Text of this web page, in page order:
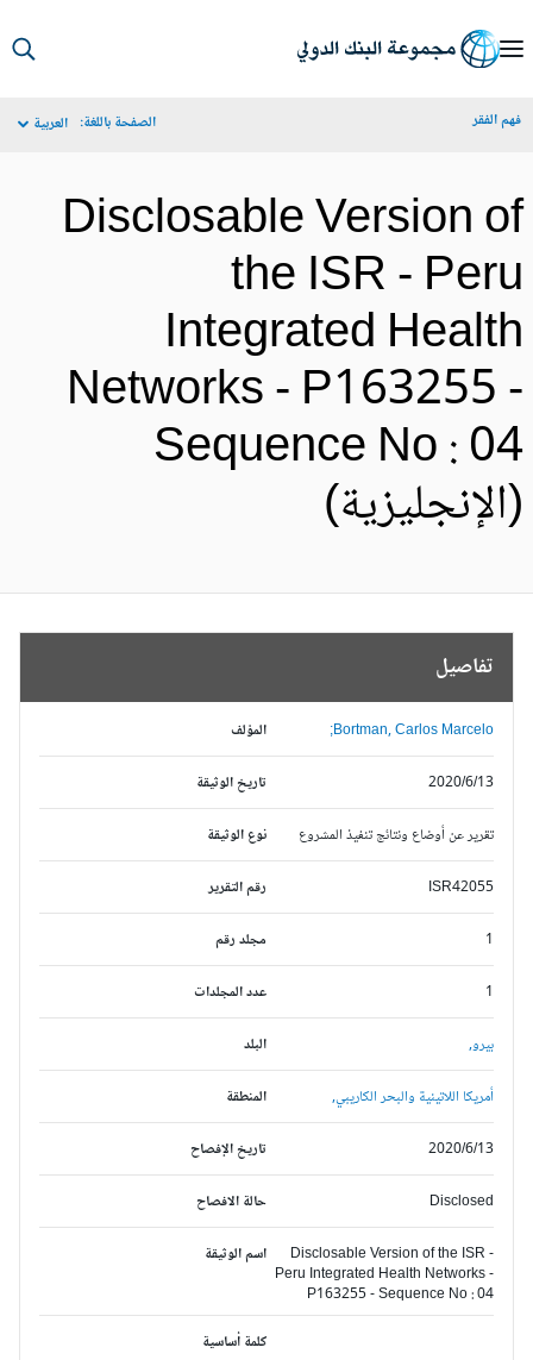
الفقر الصفحة باللغة: العربية
Disclosable Version
the ISR -
Integrated
Networks - P163255
Sequence No :
تفاصيل
المؤلف Bortman, Carlos Marcelo;
تاريخ الوثيقة 2020/6/13
نوع الوثيقة تقرير عن أوضاع ونتائج تنفيذ المشروع
رقم التقرير ISR42055
مجلد رقم
عدد المجلدات
البلد بيرو,
المنطقة أمريكا اللاتينية والبحر الكاريبي,
تاريخ الإفصاح 2020/6/13
حالة الافصاح Disclosed
اسم الوثيقة
Disclosable Version of the ISR -
Peru Integrated Health Networks -
P163255 - Sequence No : 04
كلمة أساسية